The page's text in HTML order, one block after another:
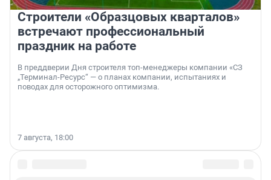
Строители «Образцовых кварталов»
встречают профессиональный
праздник на работе
В преддверии Дня строителя топ-менеджеры компании «СЗ
„Терминал-Ресурс“ — о планах компании, испытаниях и
поводах для осторожного оптимизма.
7 августа, 18:00